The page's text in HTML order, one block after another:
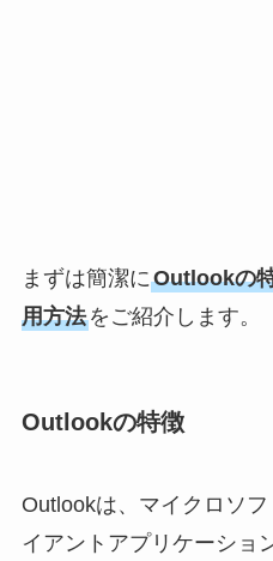
まずは簡潔にOutlookの
用方法をご紹介します。
Outlookの特徴
Outlookは、マイクロソ
イアントアプリケーショ